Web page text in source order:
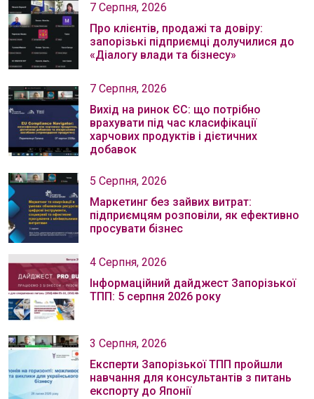
7 Серпня, 2026
Про клієнтів, продажі та довіру:
запорізькі підприємці долучилися до
«Діалогу влади та бізнесу»
7 Серпня, 2026
Вихід на ринок ЄС: що потрібно
врахувати під час класифікації
харчових продуктів і дієтичних
добавок
5 Серпня, 2026
Маркетинг без зайвих витрат:
підприємцям розповіли, як ефективно
просувати бізнес
4 Серпня, 2026
Інформаційний дайджест Запорізької
ТПП: 5 серпня 2026 року
3 Серпня, 2026
Експерти Запорізької ТПП пройшли
навчання для консультантів з питань
експорту до Японії